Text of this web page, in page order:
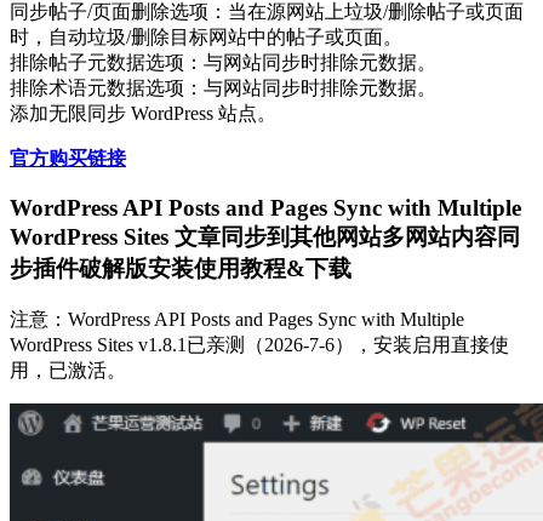
同步帖子/页面删除选项：当在源网站上垃圾/删除帖子或页面
时，自动垃圾/删除目标网站中的帖子或页面。
排除帖子元数据选项：与网站同步时排除元数据。
排除术语元数据选项：与网站同步时排除元数据。
添加无限同步 WordPress 站点。
官方购买链接
WordPress API Posts and Pages Sync with Multiple
WordPress Sites 文章同步到其他网站多网站内容同
步插件破解版安装使用教程&下载
注意：WordPress API Posts and Pages Sync with Multiple
WordPress Sites v1.8.1已亲测（2026-7-6），安装启用直接使
用，已激活。